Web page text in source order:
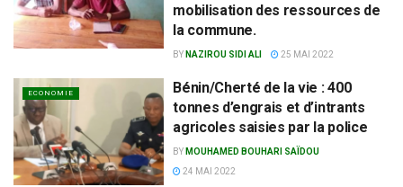
mobilisation des ressources de
la commune.
BY NAZIROU SIDI ALI 25 MAI 2022
ECONOMIE
Bénin/Cherté de la vie : 400
tonnes d’engrais et d’intrants
agricoles saisies par la police
BY MOUHAMED BOUHARI SAÏDOU
24 MAI 2022